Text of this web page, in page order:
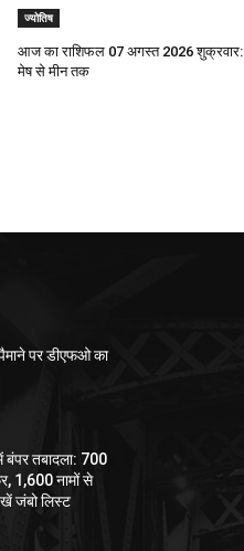
ज्योतिष
आज का राशिफल 07 अगस्त 2026 शुक्रवार:
मेष से मीन तक
पर डीएफओ का
बंपर तबादला: 700
1,600 नामों से
जंबो लिस्ट